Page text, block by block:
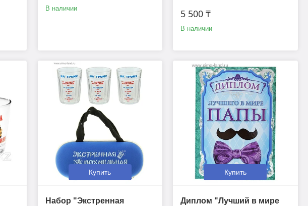
В наличии 5 500 ₸
В наличии
Купить
Набор "Экстренная
Купить
Диплом "Лучший в мире